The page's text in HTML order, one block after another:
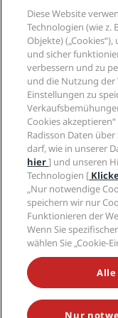
Neue und
Radisson Hotels APP
„Sports Approved“-
Familienfreundliche
Gesundheit &
Reisebüros
Radisson Hotel
Medien
Karriere RHG
Karriere PPHE
Karrieren EHL
The Club by RHG
Responsible
Einkauf
Rechtliches
Privacy Centre
Rechtliche Hinweise
Radisson Rewards
Website-
Digitale
Moderne Sklaverei
Hilfe
Kontakt
FAQ
Inhaltsübersicht
Soziale Medien
Marken von
VERPASSEN
Diese Website
Technologien (wie z.
Objekte)
und sicher
verbessern und zu
und die Nutzung der
Einstellungen zu
Cookies
Radisson Daten
darf, wie in unserer
hier] und unseren
Technologien [
„Nur notwendige
speichern wir nur
Funktionieren der
Wenn Sie
wählen Sie „Cookie-
Alle
Nur